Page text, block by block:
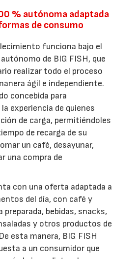
% autónoma adaptada
de consumo
funciona bajo el
de BIG FISH, que
realizar todo el proceso
ágil e independiente.
concebida para
experiencia de quienes
de carga, permitiéndoles
de recarga de su
un café, desayunar,
una compra de
con una oferta adaptada a
del día, con café y
preparada, bebidas, snacks,
y otros productos de
esta manera, BIG FISH
a un consumidor que